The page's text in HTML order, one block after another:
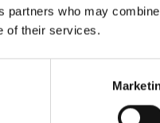
partners who may
of their services.